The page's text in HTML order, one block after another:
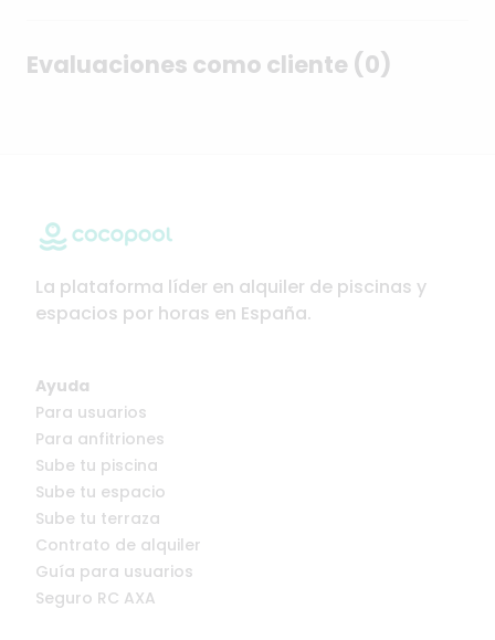
Evaluaciones como cliente (0)
La plataforma líder en alquiler de piscinas y
espacios por horas en España.
Ayuda
Para usuarios
Para anfitriones
Sube tu piscina
Sube tu espacio
Sube tu terraza
Contrato de alquiler
Guía para usuarios
Seguro RC AXA